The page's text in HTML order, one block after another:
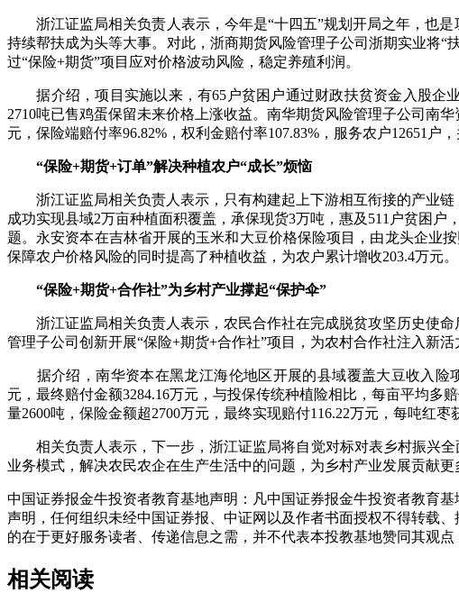
浙江证监局相关负责人表示，今年是“十四五”规划开局之年，也是
持续帮扶成为头等大事。对此，浙商期货风险管理子公司浙期实业将
过“保险+期货”项目应对价格波动风险，稳定养殖利润。
据介绍，项目实施以来，有65户贫困户通过财政扶贫资金入股企业
2710吨已售鸡蛋保留未来价格上涨收益。南华期货风险管理子公司南
元，保险端赔付率96.82%，权利金赔付率107.83%，服务农户12651
“保险+期货+订单”解决种植农户“成长”烦恼
浙江证监局相关负责人表示，只有构建起上下游相互衔接的产业链
成功实现县域2万亩种植面积覆盖，承保现货3万吨，惠及511户贫困
题。永安资本在吉林省开展的玉米和大豆价格保险项目，由龙头企业
保障农户价格风险的同时提高了种植收益，为农户累计增收203.4万元。
“保险+期货+合作社”为乡村产业撑起“保护伞”
浙江证监局相关负责人表示，农民合作社在完成脱贫攻坚历史使命
管理子公司创新开展“保险+期货+合作社”项目，为农村合作社注入新活
据介绍，南华资本在黑龙江海伦地区开展的县域覆盖大豆收入险项
元，最终赔付金额3284.16万元，与投保传统种植险相比，每亩平均多
量2600吨，保险金额超2700万元，最终实现赔付116.22万元，每吨红枣
相关负责人表示，下一步，浙江证监局将自觉对标对表乡村振兴全
业务模式，解决农民农企在生产生活中的问题，为乡村产业发展贡献更
中国证券报金牛投资者教育基地声明：凡中国证券报金牛投资者教育
声明，任何组织未经中国证券报、中证网以及作者书面授权不得转载
的在于更好服务读者、传递信息之需，并不代表本投教基地赞同其观
相关阅读